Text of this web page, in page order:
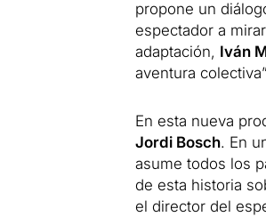
propone un
espectador a
adaptación, Iván
aventura
En esta nueva
Jordi Bosch. En
asume todos los
de esta historia
el director del